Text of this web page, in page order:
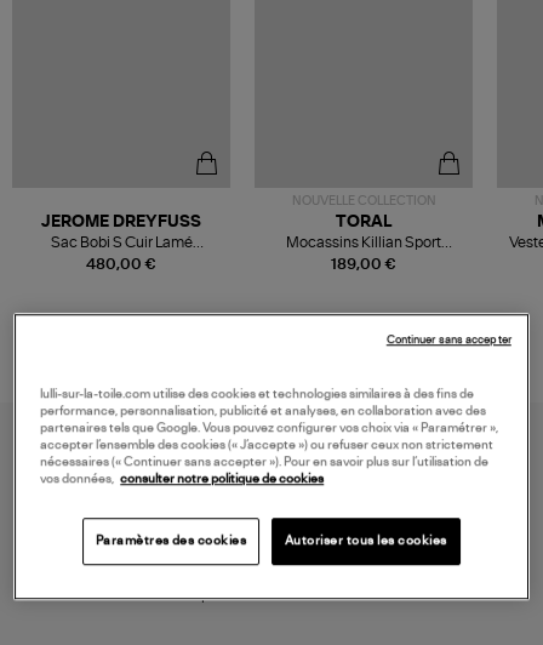
480,00 €
JEROME DREYFUSS
Sac Bobi S Cuir Lamé
Champagne
NOUVELLE COLLECTION
189,00 €
TORAL
Mocassins Killian Sport
Mousse
à partir de 150 € d'achat*
lulli-sur-la-toile.com utilise des cookies et technologies similaires à des fins de
performance, personnalisation, publicité et analyses, en collaboration avec des
partenaires tels que Google. Vous pouvez configurer vos choix via « Paramétrer »,
accepter l’ensemble des cookies (« J’accepte ») ou refuser ceux non strictement
nécessaires (« Continuer sans accepter »). Pour en savoir plus sur l’utilisation de
vos données, consulter notre politique de cookies
Paramètres des cookies Autoriser tous les cookies
Continuer sans accepter